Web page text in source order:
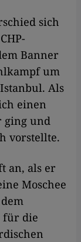
sich
Banner
um
Als
einen
ging und
vorstellte.
an, als er
Moschee
für die